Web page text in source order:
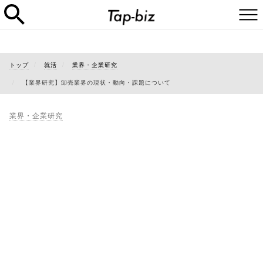
トップ 就活 業界・企業研究
【業界研究】卸売業界の現状・動向・課題について
業界・企業研究